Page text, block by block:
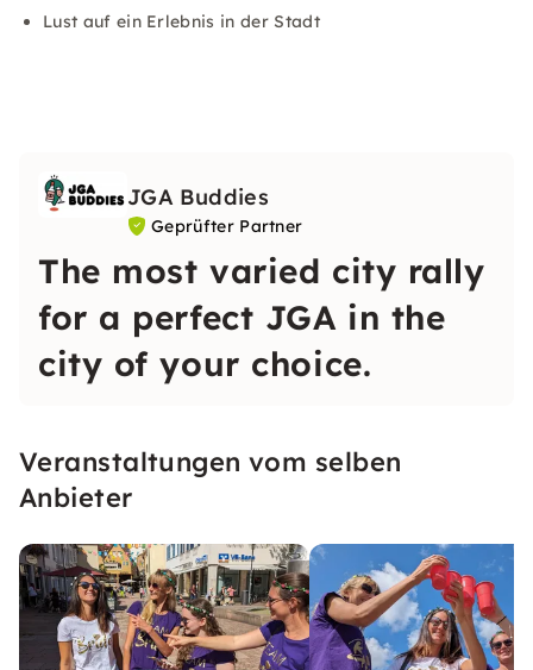
Lust auf ein Erlebnis in der Stadt
JGA Buddies
Geprüfter Partner
The most varied city rally
for a perfect JGA in the
city of your choice.
Veranstaltungen vom selben
Anbieter